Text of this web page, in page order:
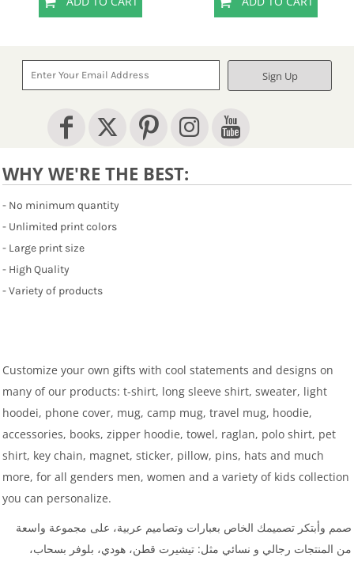
Sign Up
WHY WE'RE THE BEST:
- No minimum quantity
- Unlimited print colors
- Large print size
- High Quality
- Variety of products
Customize your own gifts with cool statements and designs on
many of our products: t-shirt, long sleeve shirt, sweater, light
hoodei, phone cover, mug, camp mug, travel mug, hoodie,
accessories, books, zipper hoodie, towel, raglan, polo shirt, pet
shirt, key chain, magnet, sticker, pillow, pins, hats and much
more, for all genders men, women and a variety of kids collection
you can personalize.
صمم وأبتكر تصميمك الخاص بعبارات وتصاميم عربية، على مجموعة واسعة
من المنتجات رجالي و نسائي مثل: تيشيرت قطن، هودي، بلوفر بسحاب،